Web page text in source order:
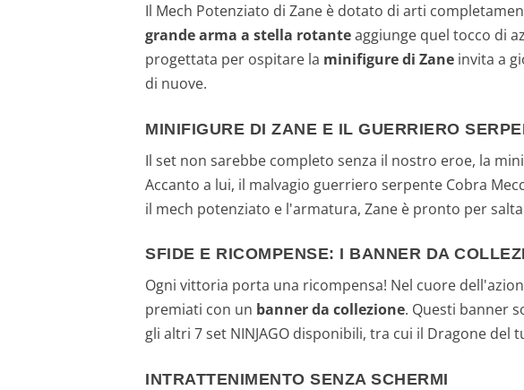
Il Mech Potenziato di Zane è dotato di arti
grande arma a stella rotanteaggiunge quel tocco di
progettata per ospitare la minifigure di Zane invita a
di nuove.
MINIFIGURE DI ZANE E IL GUERRIERO
Il set non sarebbe completo senza il nostro eroe, la
Accanto a lui, il malvagio guerriero serpente Cobra
il mech potenziato e l'armatura, Zane è pronto per
SFIDE E RICOMPENSE: I BANNER DA
Ogni vittoria porta una ricompensa! Nel cuore
premiati con un banner da collezione. Questi banner
gli altri 7 set NINJAGO disponibili, tra cui il Dragone del
INTRATTENIMENTO SENZA SCHERMI